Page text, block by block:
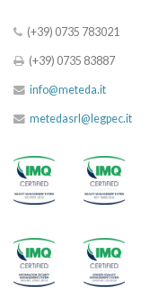
(+39) 0735 783021
(+39) 0735 83887
info@meteda.it
metedasrl@legpec.it